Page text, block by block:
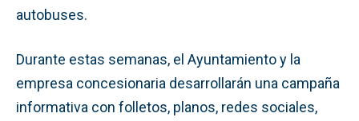
autobuses.
Durante estas semanas, el Ayuntamiento y la
empresa concesionaria desarrollarán una campaña
informativa con folletos, planos, redes sociales,